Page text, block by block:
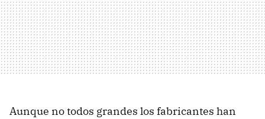
Aunque no todos grandes los fabricantes han